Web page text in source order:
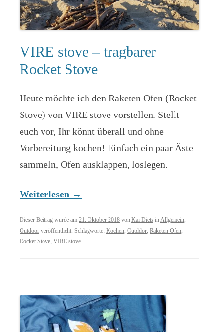
VIRE stove – tragbarer
Rocket Stove
Heute möchte ich den Raketen Ofen (Rocket
Stove) von VIRE stove vorstellen. Stellt
euch vor, Ihr könnt überall und ohne
Vorbereitung kochen! Einfach ein paar Äste
sammeln, Ofen ausklappen, loslegen.
Weiterlesen →
Dieser Beitrag wurde am 21. Oktober 2018 von Kai Dietz inAllgemein,
Outdoor veröffentlicht. Schlagworte: Kochen, Outddor, Raketen Ofen,
Rocket Stove, VIRE stove.